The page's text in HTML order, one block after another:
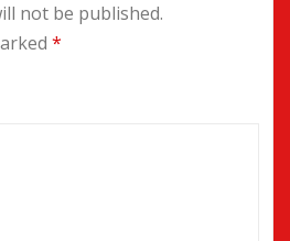
not be published.
*